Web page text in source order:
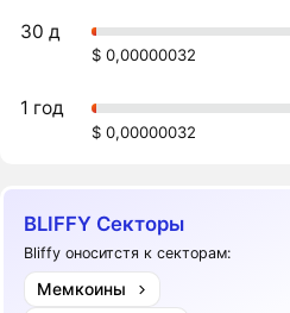
30 д
$ 0,00000032
1 год
$ 0,00000032
BLIFFY Секторы
Bliffy оноситстя к секторам:
Мемкоины